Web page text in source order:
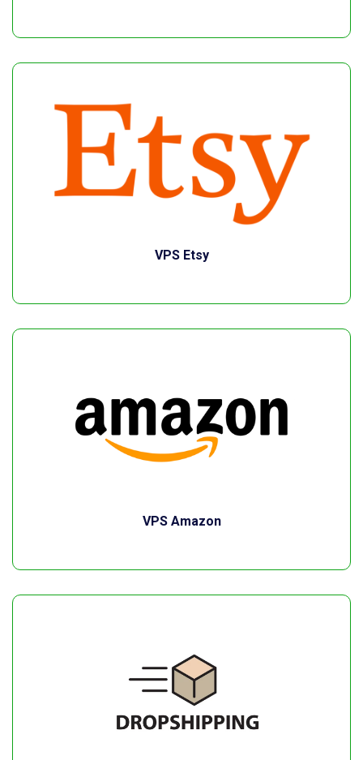
VPS Etsy
VPS Amazon